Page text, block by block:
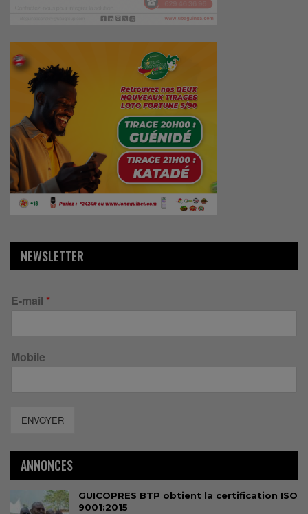
NEWSLETTER
E-mail *
Mobile
ENVOYER
ANNONCES
GUICOPRES BTP obtient la certification ISO
9001:2015